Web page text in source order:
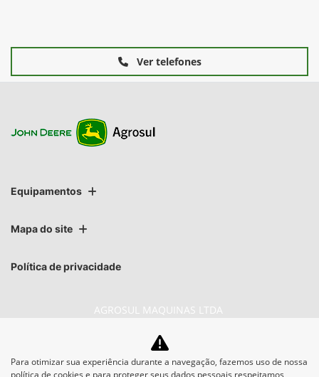
Ver telefones
Equipamentos
Mapa do site
Política de privacidade
AGROSUL MAQUINAS LTDA
CNPJ: 40.512.337/0001-00
Para otimizar sua experiência durante a navegação, fazemos uso de nossa
política de cookies e para proteger seus dados pessoais respeitamos